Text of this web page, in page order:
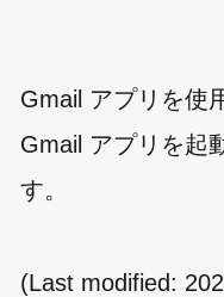
Gmail アプリを使
Gmail アプリを起
す。
(Last modified: